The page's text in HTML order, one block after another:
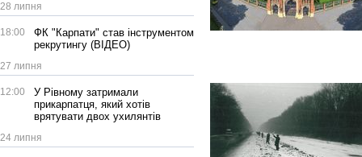
28 липня
18:00
ФК "Карпати" став інструментом
рекрутингу (ВІДЕО)
27 липня
12:00
У Рівному затримали
прикарпатця, який хотів
врятувати двох ухилянтів
24 липня